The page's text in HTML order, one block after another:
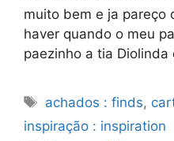
muito bem e ja pareço
haver quando o meu
paezinho a tia Diolinda
Etiquetas
achados : finds,
inspiração : inspiration